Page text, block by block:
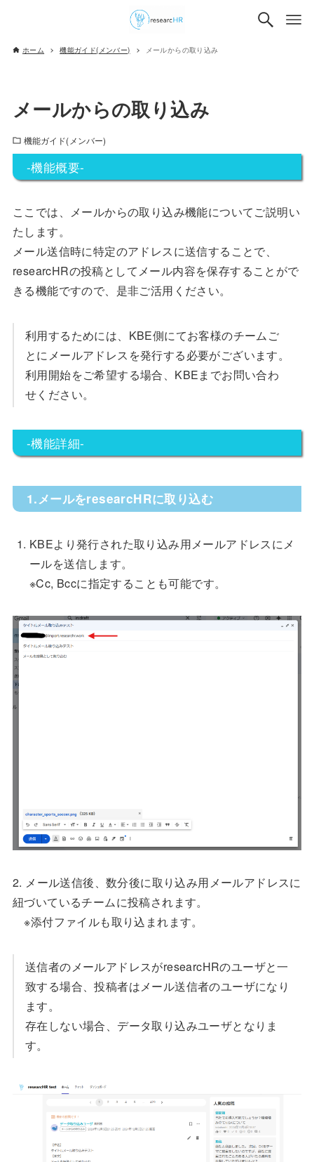
ホーム 機能ガイド(メンバー) メールからの取り込み
メールからの取り込み
機能ガイド(メンバー)
-機能概要-
ここでは、メールからの取り込み機能についてご説明い
たします。
メール送信時に特定のアドレスに送信することで、
researcHRの投稿としてメール内容を保存することがで
きる機能ですので、是非ご活用ください。
利用するためには、KBE側にてお客様のチームご
とにメールアドレスを発行する必要がございます。
利用開始をご希望する場合、KBEまでお問い合わ
せください。
-機能詳細-
1.メールをresearcHRに取り込む
KBEより発行された取り込み用メールアドレスにメ
ールを送信します。
※Cc, Bccに指定することも可能です。
2. メール送信後、数分後に取り込み用メールアドレスに
紐づいているチームに投稿されます。
※添付ファイルも取り込まれます。
送信者のメールアドレスがresearcHRのユーザと一
致する場合、投稿者はメール送信者のユーザになり
ます。
存在しない場合、データ取り込みユーザとなりま
す。